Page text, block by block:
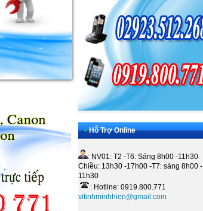
• Hỗ Trợ Online
: NV01: T2 -T6: Sáng 8h00 -11h30
Chiều: 13h30 -17h00 -T7: sáng 8h00 -
11h30
: Hotline: 0919.800.771
vitinhminhhien@gmail.com